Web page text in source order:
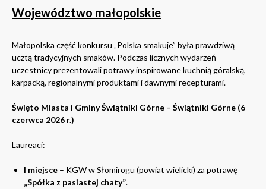
Województwo małopolskie
Małopolska część konkursu „Polska smakuje” była prawdziwą
ucztą tradycyjnych smaków. Podczas licznych wydarzeń
uczestnicy prezentowali potrawy inspirowane kuchnią góralską,
karpacką, regionalnymi produktami i dawnymi recepturami.
Święto Miasta i Gminy Świątniki Górne – Świątniki Górne (6
czerwca 2026 r.)
Laureaci:
I miejsce – KGW w Słomirogu (powiat wielicki) za potrawę
„Spółka z pasiastej chaty”.